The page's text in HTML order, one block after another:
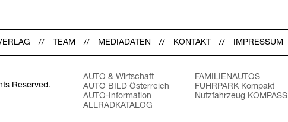
TEAM MEDIADATEN KONTAKT IMPRESSUM
Reserved.
AUTO & Wirtschaft
AUTO BILD Österreich
AUTO-Information
ALLRADKATALOG
FAMILIENAUTOS
FUHRPARK Kompakt
Nutzfahrzeug KOMPASS